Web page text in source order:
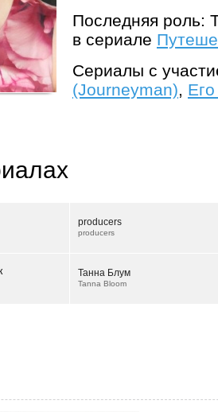
Последняя роль:
в сериале
Сериалы с
(Journeyman),
producers
producers
Танна Блум
Tanna Bloom